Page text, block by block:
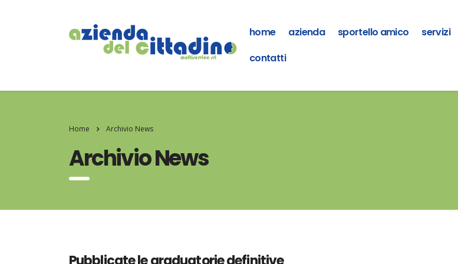
home azienda sportello amico servizi
contatti
Home Archivio News
Archivio News